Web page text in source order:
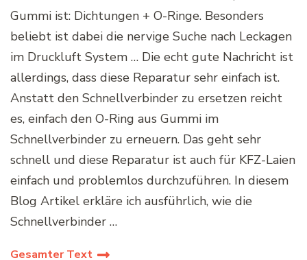
Gummi ist: Dichtungen + O-Ringe. Besonders
beliebt ist dabei die nervige Suche nach Leckagen
im Druckluft System … Die echt gute Nachricht ist
allerdings, dass diese Reparatur sehr einfach ist.
Anstatt den Schnellverbinder zu ersetzen reicht
es, einfach den O-Ring aus Gummi im
Schnellverbinder zu erneuern. Das geht sehr
schnell und diese Reparatur ist auch für KFZ-Laien
einfach und problemlos durchzuführen. In diesem
Blog Artikel erkläre ich ausführlich, wie die
Schnellverbinder …
Gesamter Text